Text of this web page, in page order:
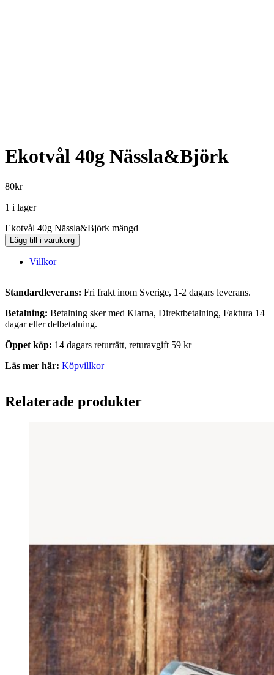
Ekotvål 40g Nässla&Björk
80kr
1 i lager
Ekotvål 40g Nässla&Björk mängd
Lägg till i varukorg
Villkor
Standardleverans: Fri frakt inom Sverige, 1-2 dagars leverans.
Betalning: Betalning sker med Klarna, Direktbetalning, Faktura 14
dagar eller delbetalning.
Öppet köp: 14 dagars returrätt, returavgift 59 kr
Läs mer här: Köpvillkor
Relaterade produkter